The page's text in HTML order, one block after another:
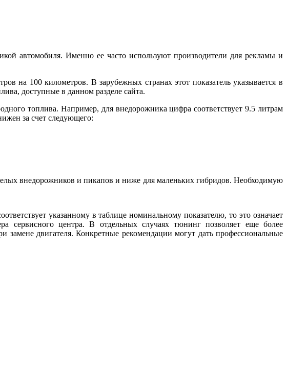
автомобиля. Именно ее часто используют производители для рекламы и
на 100 километров. В зарубежных странах этот показатель указывается в
доступные в данном разделе сайта.
топлива. Например, для внедорожника цифра соответствует 9.5 литрам
за счет следующего:
внедорожников и пикапов и ниже для маленьких гибридов. Необходимую
указанному в таблице номинальному показателю, то это означает
сервисного центра. В отдельных случаях тюнинг позволяет еще более
замене двигателя. Конкретные рекомендации могут дать профессиональные